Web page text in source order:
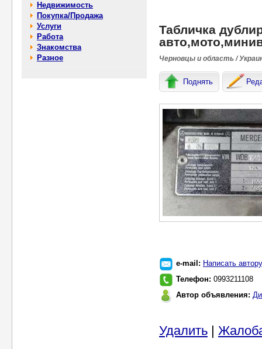
Недвижимость
Покупка/Продажа
Услуги
Работа
Знакомства
Разное
Табличка
Черновцы и область /
Поднять
e-mail: Написать автору
Телефон: 0993211108
Автор объявления:
Удалить |